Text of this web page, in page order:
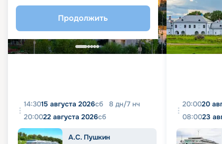
Продолжить
14:3015 августа 2026сб 8 дн/7 нч
20:0022 августа 2026сб
А.С. Пушкин
20:0020
08:0023